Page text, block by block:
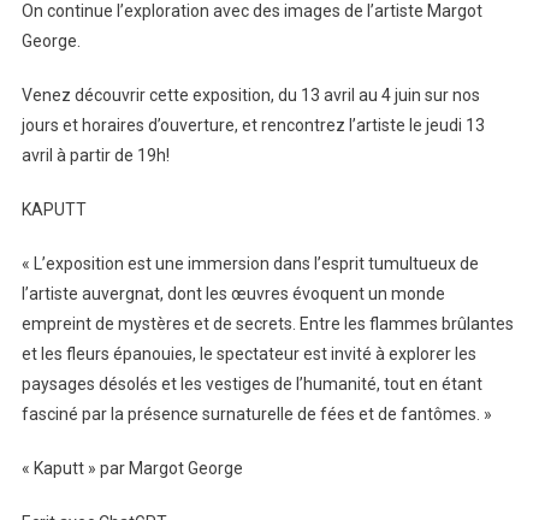
On continue l’exploration avec des images de l’artiste Margot
George.
Venez découvrir cette exposition, du 13 avril au 4 juin sur nos
jours et horaires d’ouverture, et rencontrez l’artiste le jeudi 13
avril à partir de 19h!
KAPUTT
« L’exposition est une immersion dans l’esprit tumultueux de
l’artiste auvergnat, dont les œuvres évoquent un monde
empreint de mystères et de secrets. Entre les flammes brûlantes
et les fleurs épanouies, le spectateur est invité à explorer les
paysages désolés et les vestiges de l’humanité, tout en étant
fasciné par la présence surnaturelle de fées et de fantômes. »
« Kaputt » par Margot George